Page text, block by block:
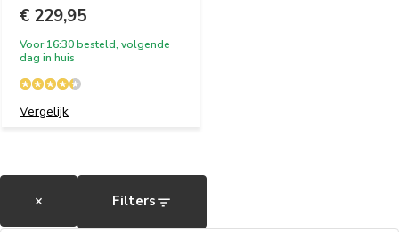
€ 229,95
Voor 16:30 besteld, volgende
dag in huis
Vergelijk
× Filters